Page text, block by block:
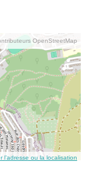
OpenStreetMap
l’adresse ou la localisation